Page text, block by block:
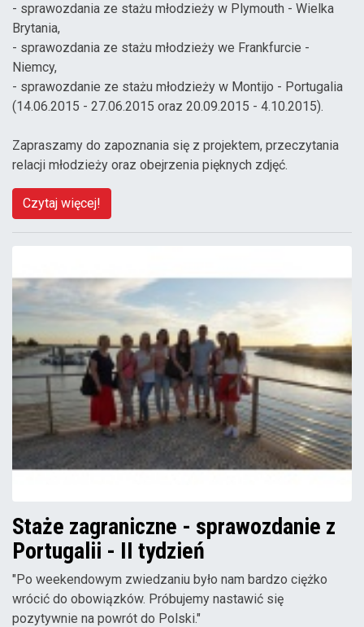
- sprawozdania ze stażu młodzieży w Plymouth - Wielka
Brytania,
- sprawozdania ze stażu młodzieży we Frankfurcie -
Niemcy,
- sprawozdanie ze stażu młodzieży w Montijo - Portugalia
(14.06.2015 - 27.06.2015 oraz 20.09.2015 - 4.10.2015).
Zapraszamy do zapoznania się z projektem, przeczytania
relacji młodzieży oraz obejrzenia pięknych zdjęć.
Czytaj więcej!
Staże zagraniczne - sprawozdanie z
Portugalii - II tydzień
"Po weekendowym zwiedzaniu było nam bardzo ciężko
wrócić do obowiązków. Próbujemy nastawić się
pozytywnie na powrót do Polski."